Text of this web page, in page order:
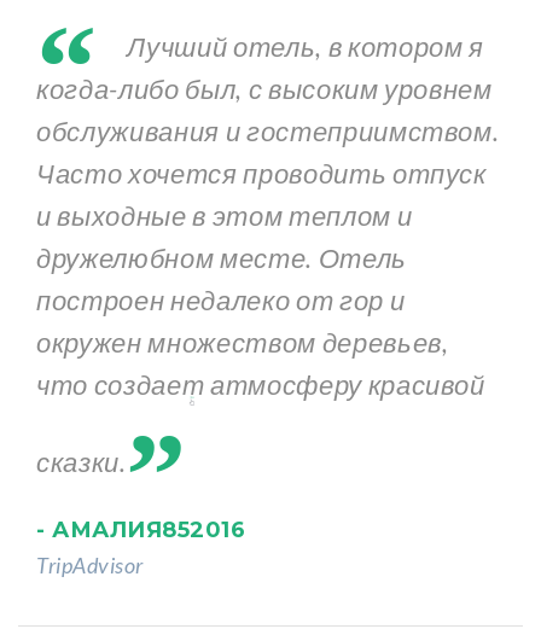
“
Лучший отель, в котором я
когда-либо был, с высоким уровнем
обслуживания и гостеприимством.
Часто хочется проводить отпуск
и выходные в этом теплом и
дружелюбном месте. Отель
построен недалеко от гор и
окружен множеством деревьев,
что создает атмосферу красивой
сказки.„
- АМАЛИЯ852016
TripAdvisor